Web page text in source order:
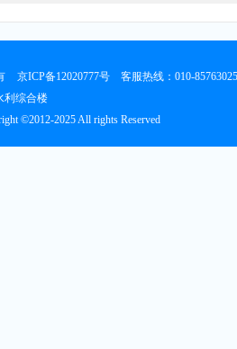
京ICP备12020777号 客服热线：010-85763025
口水利综合楼
©2012-2025 All rights Reserved